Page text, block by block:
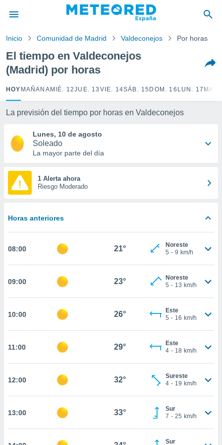
por
para
la
calidad.
a este
las
y
forma
basada
permite
seguir
coste.
botón
a la
todas
nos
y análisis
como
y
en
Inicio Comunidad de Madrid Valdeconejos Por horas
El tiempo en Valdeconejos
(Madrid) por horas
HOY MAÑANA MIÉ. 12JUE. 13 VIE. 14SÁB. 15 DOM. 16 LUN. 17
La previsión del tiempo por horas en Valdeconejos
Lunes, 10 de agosto
Soleado
La mayor parte del día
1 Alerta ahora
Riesgo Moderado
Horas anteriores
08:00 21°
Noreste
5 - 9 km/h
09:00 23°
Noreste
5 - 13 km/h
10:00 26°
Este
5 - 16 km/h
11:00 29°
Este
4 - 18 km/h
12:00 32°
Sureste
4 - 19 km/h
13:00 33°
Sur
7 - 25 km/h
Sur